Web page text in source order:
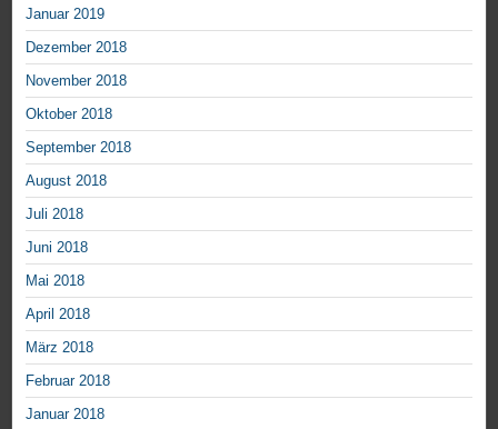
Januar 2019
Dezember 2018
November 2018
Oktober 2018
September 2018
August 2018
Juli 2018
Juni 2018
Mai 2018
April 2018
März 2018
Februar 2018
Januar 2018